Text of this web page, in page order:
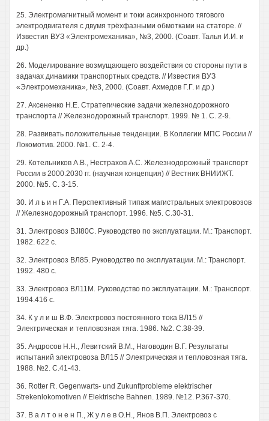
25. Электромагнитный момент и токи асинхронного тягового
электродвигателя с двумя трёхфазными обмотками на статоре. //
Известия ВУЗ «Электромеханика», №3, 2000. (Соавт. Талья И.И. и
др.)
26. Моделирование возмущающего воздействия со стороны пути в
задачах динамики транспортных средств. // Известия ВУЗ
«Электромеханика», №3, 2000. (Соавт. Ахмедов Г.Г. и др.)
27. Аксененко Н.Е. Стратегические задачи железнодорожного
транспорта // Железнодорожный транспорт. 1999. № 1. С. 2-9.
28. Развивать положительные тенденции. В Коллегии МПС России //
Локомотив. 2000. №1. С. 2-4.
29. Котельников A.B., Нестрахов A.C. Железнодорожный транспорт
России в 2000.2030 гг. (научная концепция) // Вестник ВНИИЖТ.
2000. №5. С. 3-15.
30. И л ь и н Г.А. Перспективный типаж магистральных электровозов
// Железнодорожный транспорт. 1996. №5. С.30-31.
31. Электровоз BJI80C. Руководство по эксплуатации. М.: Транспорт.
1982. 622 с.
32. Электровоз ВЛ85. Руководство по эксплуатации. М.: Транспорт.
1992. 480 с.
33. Электровоз ВЛ11М. Руководство по эксплуатации. М.: Транспорт.
1994.416 с.
34. К у л и ш В.Ф. Электровоз постоянного тока ВЛ15 //
Электрическая и тепловозная тяга. 1986. №2. С.38-39.
35. Андросов H.H., Левитский В.М., Наговодин В.Г. Результаты
испытаний электровоза ВЛ15 // Электрическая и тепловозная тяга.
1988. №2. С.41-43.
36. Rotter R. Gegenwarts- und Zukunftprobleme elektrischer
Strekenlokomotiven // Elektrische Bahnen. 1989. №12. P.367-370.
37. В а л т о н е н П., Ж у л е в О.Н., Янов В.П. Электровоз с